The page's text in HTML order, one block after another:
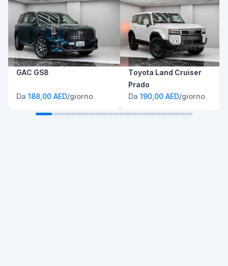
GAC GS8
Da 188,00 AED/giorno
Toyota Land Cruiser
Prado
Da 190,00 AED/giorno